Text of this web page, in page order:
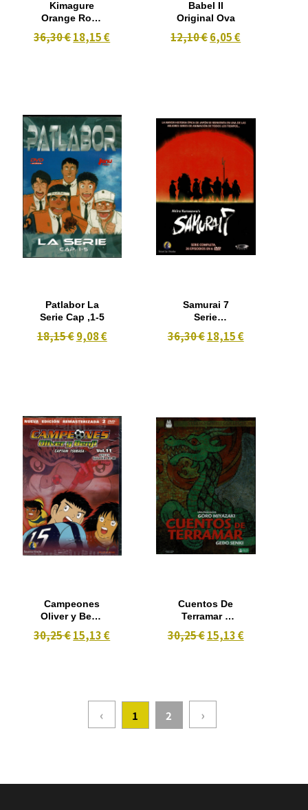
Kimagure
Orange Road
2ª Temporada
Version
36,30 €18,15 €
Babel II
Original Ova
12,10 €6,05 €
Patlabor La
Serie Cap ,1-5
18,15 € 9,08 €
Samurai 7
Serie
Completa 26
episodios 6
36,30 € 18,15 €
Campeones
Oliver y Benji
*captain
tsubasa* Vol
30,25 €15,13 €
Cuentos De
Terramar 2
dvd Estuche
Metalico
30,25 € 15,13 €
‹ 1 2 ›